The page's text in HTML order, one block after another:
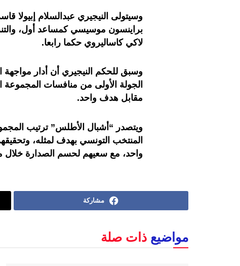
وسيتولى النيجيري عبدالسلام إبيولا
براينسون موسيسي كمساعد أول،
لاكي كاساليروي حكما رابعا.
وسبق للحكم النيجيري أن أدار
الجولة الأولى من منافسات المجموعة
مقابل هدف واحد.
ويتصدر “أشبال الأطلس” ترتيب
المنتخب التونسي بهدف لمثله،
واحد، مع سعيهم لحسم الصدارة خلال
مشاركة
مواضيع ذات صلة